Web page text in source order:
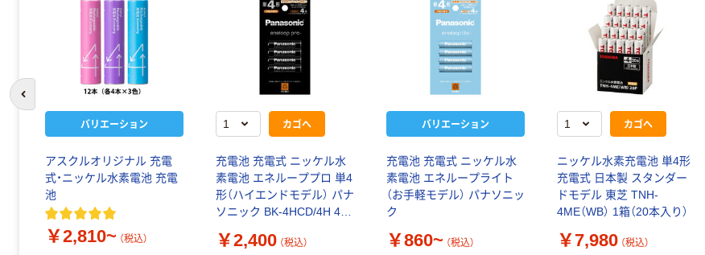
バリエーション
アスクルオリジナル 充電
式・ニッケル水素電池 充電
池
￥2,810~ （税込）
カゴへ
充電池 充電式 ニッケル水
素電池 エネループプロ 単4
形（ハイエンドモデル） パナ
ソニック BK-4HCD/4H 4本
￥2,400 （税込）
バリエーション
充電池 充電式 ニッケル水
素電池 エネループライト
（お手軽モデル） パナソニッ
ク
￥860~ （税込）
カゴへ
ニッケル水素充電池 単4形
充電式 日本製 スタンダー
ドモデル 東芝 TNH-
4ME（WB） 1箱（20本入り）
￥7,980 （税込）